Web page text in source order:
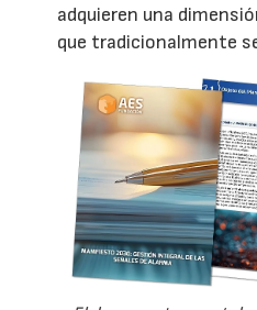
adquieren una
que tradicionalmente